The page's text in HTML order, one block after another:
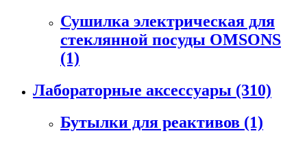
Сушилка электрическая для
стеклянной посуды OMSONS
(1)
Лабораторные аксессуары (310)
Бутылки для реактивов (1)